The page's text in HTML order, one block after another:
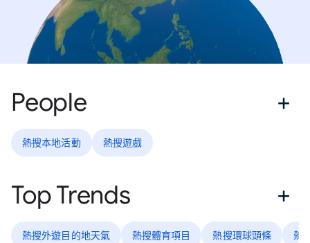
People
熱搜本地活動 熱搜遊戲
Top Trends
熱搜外遊目的地天氣 熱搜體育項目 熱搜環球頭條 熱